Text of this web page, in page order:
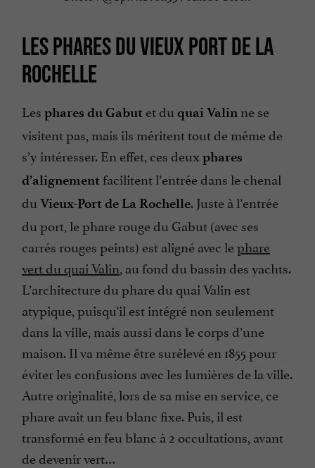
LES PHARES DU VIEUX PORT DE LA
ROCHELLE
Les phares du Gabut et du quai Valin ne se
visitent pas, mais ils méritent tout de même de
s’y intéresser. En effet, ces deux phares
d’alignement facilitent l’entrée dans le chenal
du Vieux-Port de La Rochelle. Juste à l’entrée
du port, le phare rouge du Gabut (avec ses
carrés rouges peints) est aligné avec lephare
vert du quai Valin, au fond du bassin des yachts.
L’architecture du phare du quai Valin est
atypique, puisqu’il est intégré non seulement
dans la ville, mais aussi dans le corps d’une
maison. Il va même être surélevé en 1855 pour
éviter les confusions avec les lumières de la ville.
Autre originalité, lors de sa mise en service, ce
phare avait un feu blanc fixe. Puis, il est
transformé en feu blanc à 2 occultations, avant
de devenir vert…